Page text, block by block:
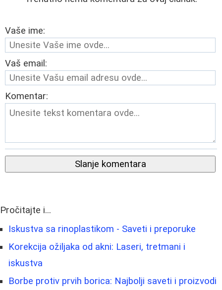
Vaše ime:
Vaš email:
Komentar:
Slanje komentara
Pročitajte i...
Iskustva sa rinoplastikom - Saveti i preporuke
Korekcija ožiljaka od akni: Laseri, tretmani i
iskustva
Borbe protiv prvih borica: Najbolji saveti i proizvodi